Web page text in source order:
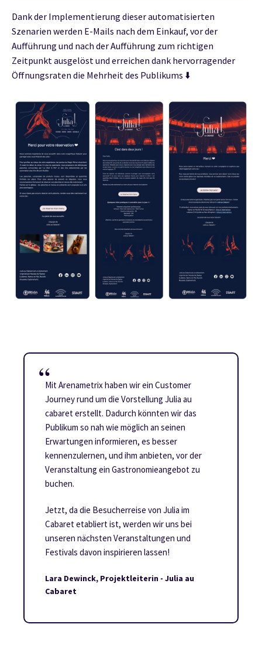
Dank der Implementierung dieser automatisierten
Szenarien werden E-Mails nach dem Einkauf, vor der
Aufführung und nach der Aufführung zum richtigen
Zeitpunkt ausgelöst und erreichen dank hervorragender
Öffnungsraten die Mehrheit des Publikums ⬇️
Mit Arenametrix haben wir ein Customer
Journey rund um die Vorstellung Julia au
cabaret erstellt. Dadurch könnten wir das
Publikum so nah wie möglich an seinen
Erwartungen informieren, es besser
kennenzulernen, und ihm anbieten, vor der
Veranstaltung ein Gastronomieangebot zu
buchen.
Jetzt, da die Besucherreise von Julia im
Cabaret etabliert ist, werden wir uns bei
unseren nächsten Veranstaltungen und
Festivals davon inspirieren lassen!
Lara Dewinck, Projektleiterin - Julia au
Cabaret